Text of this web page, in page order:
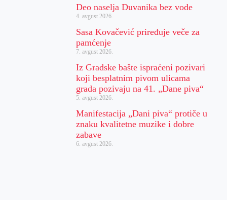
Deo naselja Duvanika bez vode
4. avgust 2026.
Sasa Kovačević priređuje veče za
pamćenje
7. avgust 2026.
Iz Gradske bašte ispraćeni pozivari
koji besplatnim pivom ulicama
grada pozivaju na 41. „Dane piva“
5. avgust 2026.
Manifestacija „Dani piva“ protiče u
znaku kvalitetne muzike i dobre
zabave
6. avgust 2026.